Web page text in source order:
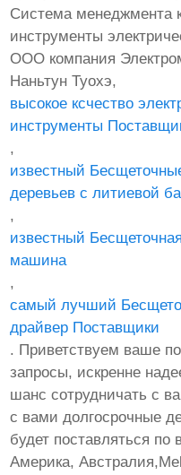
Система менеджмента
инструменты
ООО компания
Наньтун Туохэ,
высокое ксчество
инструменты
,
известный
деревьев с литиевой
,
известный
машина
,
самый лучший
драйвер Поставщики
. Приветствуем ваше
запросы, искренне
шанс сотрудничать с
с вами долгосрочные
будет поставляться по
Америка,